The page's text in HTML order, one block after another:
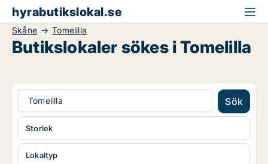
hyrabutikslokal.se
Skåne Tomelilla
Butikslokaler sökes i Tomelilla
Tomelilla Sök
Lokaltyp
Storlek